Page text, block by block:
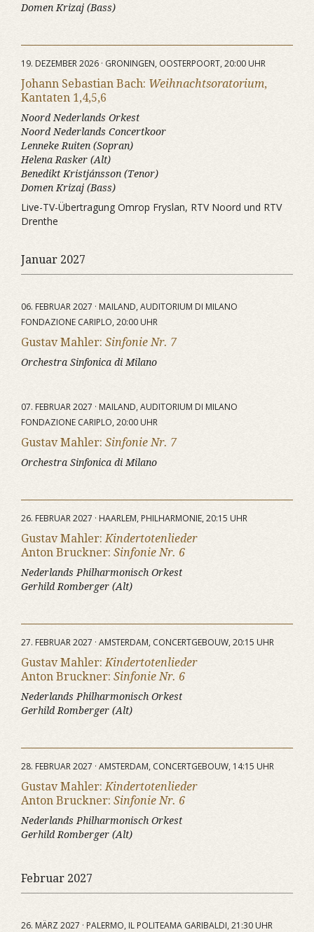
Domen Krizaj (Bass)
19. DEZEMBER 2026 · GRONINGEN, OOSTERPOORT, 20:00 UHR
Johann Sebastian Bach: Weihnachtsoratorium,
Kantaten 1,4,5,6
Noord Nederlands Orkest
Noord Nederlands Concertkoor
Lenneke Ruiten (Sopran)
Helena Rasker (Alt)
Benedikt Kristjánsson (Tenor)
Domen Krizaj (Bass)
Live-TV-Übertragung Omrop Fryslan, RTV Noord und RTV
Drenthe
Januar 2027
06. FEBRUAR 2027 · MAILAND, AUDITORIUM DI MILANO
FONDAZIONE CARIPLO, 20:00 UHR
Gustav Mahler: Sinfonie Nr. 7
Orchestra Sinfonica di Milano
07. FEBRUAR 2027 · MAILAND, AUDITORIUM DI MILANO
FONDAZIONE CARIPLO, 20:00 UHR
Gustav Mahler: Sinfonie Nr. 7
Orchestra Sinfonica di Milano
26. FEBRUAR 2027 · HAARLEM, PHILHARMONIE, 20:15 UHR
Gustav Mahler:Kindertotenlieder
Anton Bruckner: Sinfonie Nr. 6
Nederlands Philharmonisch Orkest
Gerhild Romberger (Alt)
27. FEBRUAR 2027 · AMSTERDAM, CONCERTGEBOUW, 20:15 UHR
Gustav Mahler:Kindertotenlieder
Anton Bruckner: Sinfonie Nr. 6
Nederlands Philharmonisch Orkest
Gerhild Romberger (Alt)
28. FEBRUAR 2027 · AMSTERDAM, CONCERTGEBOUW, 14:15 UHR
Gustav Mahler:Kindertotenlieder
Anton Bruckner: Sinfonie Nr. 6
Nederlands Philharmonisch Orkest
Gerhild Romberger (Alt)
Februar 2027
26. MÄRZ 2027 · PALERMO, IL POLITEAMA GARIBALDI, 21:30 UHR